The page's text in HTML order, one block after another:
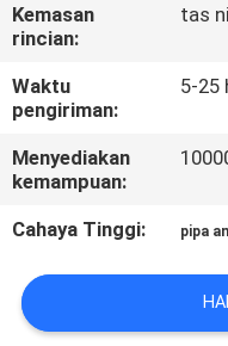
HUBUNGI
KAMI
BERITA
KASUS
PERMINTAAN
Kemasan
rincian:
tas
Waktu
pengiriman:
5-25
Menyediakan
kemampuan:
Cahaya Tinggi: pipa